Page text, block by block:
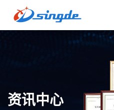
资讯中心